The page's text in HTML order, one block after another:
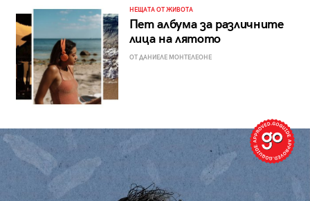
НЕЩАТА ОТ ЖИВОТА
Пет албума за различните
лица на лятото
ОТ ДАНИЕЛЕ МОНТЕЛЕОНЕ